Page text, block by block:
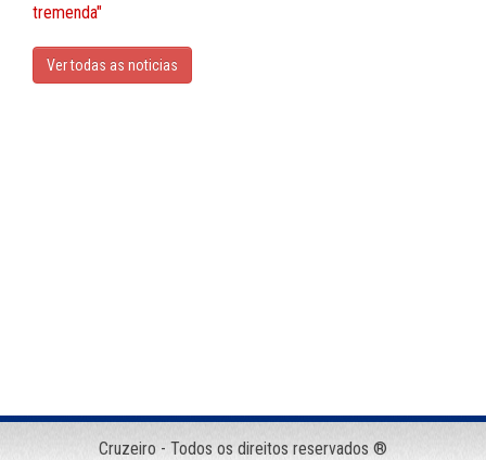
tremenda"
Ver todas as noticias
Cruzeiro - Todos os direitos reservados ®